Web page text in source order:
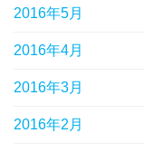
2016年5月
2016年4月
2016年3月
2016年2月